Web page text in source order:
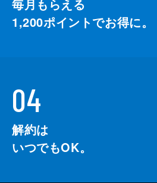
毎月もらえる
1,200ポイントでお得に。
04
解約は
いつでもOK。